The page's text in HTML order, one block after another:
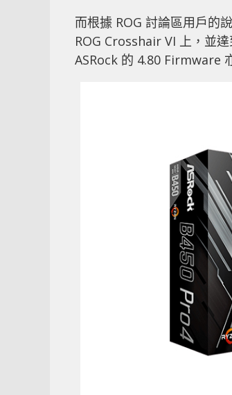
而根據 ROG 討論區用戶的
ROG Crosshair VI 上，並
ASRock 的 4.80 Firmware